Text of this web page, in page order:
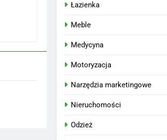
Łazienka
Meble
Medycyna
Motoryzacja
Narzędzia marketingowe
Nieruchomości
Odzież